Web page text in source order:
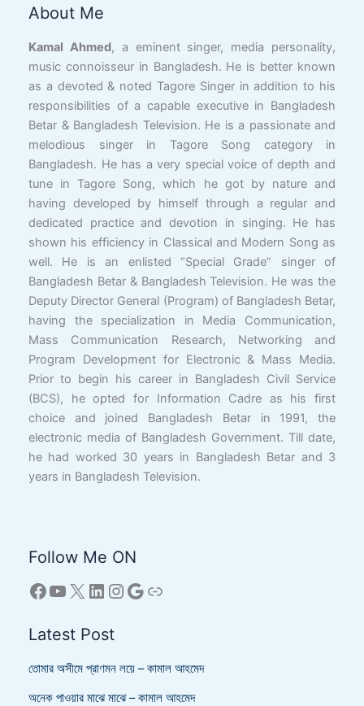
About Me
Kamal Ahmed, a eminent singer, media personality,
music connoisseur in Bangladesh. He is better known
as a devoted & noted Tagore Singer in addition to his
responsibilities of a capable executive in Bangladesh
Betar & Bangladesh Television. He is a passionate and
melodious singer in Tagore Song category in
Bangladesh. He has a very special voice of depth and
tune in Tagore Song, which he got by nature and
having developed by himself through a regular and
dedicated practice and devotion in singing. He has
shown his efficiency in Classical and Modern Song as
well. He is an enlisted “Special Grade” singer of
Bangladesh Betar & Bangladesh Television. He was the
Deputy Director General (Program) of Bangladesh Betar,
having the specialization in Media Communication,
Mass Communication Research, Networking and
Program Development for Electronic & Mass Media.
Prior to begin his career in Bangladesh Civil Service
(BCS), he opted for Information Cadre as his first
choice and joined Bangladesh Betar in 1991, the
electronic media of Bangladesh Government. Till date,
he had worked 30 years in Bangladesh Betar and 3
years in Bangladesh Television.
Follow Me ON
Latest Post
তোমার অসীমে প্রাণমন লয়ে – কামাল আহমেদ
অনেক পাওয়ার মাঝে মাঝে – কামাল আহমেদ